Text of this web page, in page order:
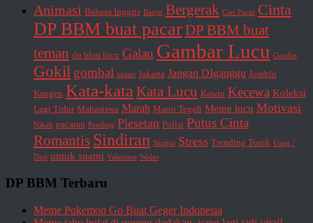
Animasi Bahasa Inggris Banjir Bergerak Cari Pacar Cinta
DP BBM buat pacarDP BBM buat
teman dp bbm lucu Galau Gambar Lucu Gendut
Gokil gombal islami Jakarta Jangan DIganggu Jomblo
Kangen Kata-kata Kata Lucu Kawin Kecewa Koleksi
Lagi Tidur Mahasiswa Marah Mario Teguh Meme lucu Motivasi
Nikah pacaran Pending Plesetan Polisi Putus Cinta
Romantis Sindiran Skripsi Stress Trending Topik Uang /
Duit untuk suami Valentine Woles
DP BBM Terbaru
Meme Pokemon Go Buat Geger Indonesia